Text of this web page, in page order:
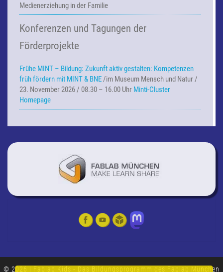
Medienerziehung in der Familie
Konferenzen und Tagungen der
Förderprojekte
Frühe MINT – Bildung: Zukunft aktiv gestalten: Kompetenzen
früh fördern mit MINT & BNE/im Museum Mensch und Natur /
23. November 2026 / 08.30 – 16.00 Uhr Minti-Cluster
Homepage
© 2026 Fablab Kids - Das Bildungsprogramm des Fablab München